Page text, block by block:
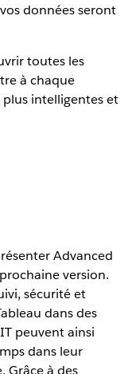
données seront
toutes les
à chaque
intelligentes et
Advanced
version.
sécurité et
dans des
peuvent ainsi
dans leur
Grâce à des